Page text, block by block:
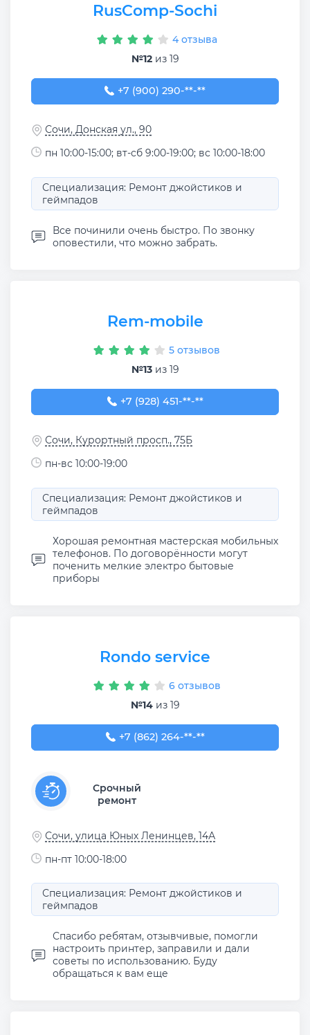
RusComp-Sochi
4 отзыва
№12из 19
+7 (900) 290-61-66
+7 (900) 290-**-**
Сочи, Донская ул., 90
пн 10:00-15:00; вт-сб 9:00-19:00; вс 10:00-18:00
Специализация: Ремонт джойстиков и
геймпадов
Все починили очень быстро. По звонку
оповестили, что можно забрать.
Rem-mobile
5 отзывов
№13из 19
+7 (928) 451-59-59
+7 (928) 451-**-**
Сочи, Курортный просп., 75Б
пн-вс 10:00-19:00
Специализация: Ремонт джойстиков и
геймпадов
Хорошая ремонтная мастерская мобильных
телефонов. По договорённости могут
поченить мелкие электро бытовые
приборы
Rondo service
6 отзывов
№14из 19
+7 (862) 264-37-67
+7 (862) 264-**-**
Срочный
ремонт
Сочи, улица Юных Ленинцев, 14А
пн-пт 10:00-18:00
Специализация: Ремонт джойстиков и
геймпадов
Спасибо ребятам, отзывчивые, помогли
настроить принтер, заправили и дали
советы по использованию. Буду
обращаться к вам еще